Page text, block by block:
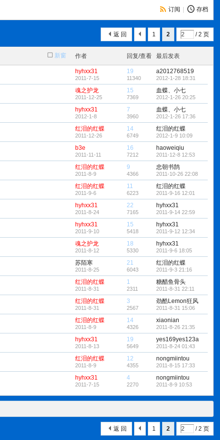
订阅 存档
1 2 / 2 页
返 回
新窗 作者 回复/查看 最后发表
hyhxx31
2011-7-15
19
11340
a2012768519
2012-1-28 18:31
魂之护龙
2011-12-25
15
7369
血蝶、小七
2012-1-26 20:25
hyhxx31
2012-1-8
7
3960
血蝶、小七
2012-1-26 17:36
红泪的红蝶
2011-12-26
14
6749
红泪的红蝶
2012-1-9 10:09
b3e
2011-11-11
16
7212
haoweiqiu
2011-12-8 12:53
红泪的红蝶
2011-8-9
9
4366
忠朝书鹄
2011-10-26 22:08
红泪的红蝶
2011-9-6
11
6223
红泪的红蝶
2011-9-16 12:01
hyhxx31
2011-8-24
22
7165
hyhxx31
2011-9-14 22:59
hyhxx31
2011-9-10
15
5418
hyhxx31
2011-9-12 12:34
魂之护龙
2011-8-12
18
5330
hyhxx31
2011-9-6 18:05
苏陌寒
2011-8-25
21
6043
红泪的红蝶
2011-9-3 21:16
红泪的红蝶
2011-8-31
1
2311
糖醋鱼骨头
2011-8-31 22:11
红泪的红蝶
2011-8-31
3
2567
劲酷Lemon狂风
2011-8-31 15:06
红泪的红蝶
2011-8-9
14
4326
xiaonian
2011-8-26 21:35
hyhxx31
2011-8-13
19
5649
yes169yes123a
2011-8-24 01:43
红泪的红蝶
2011-8-9
12
4355
nongmiintou
2011-8-15 17:33
hyhxx31
2011-7-15
4
2270
nongmiintou
2011-8-9 10:53
1 2 / 2 页
返 回